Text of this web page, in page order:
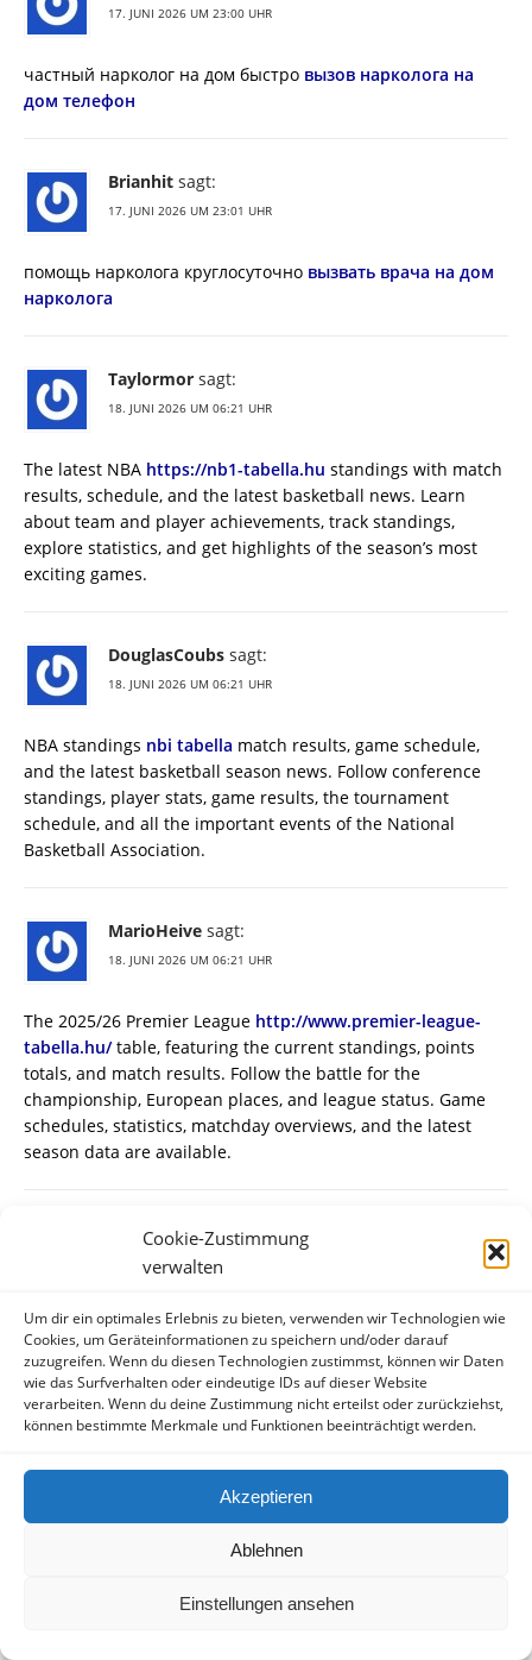
Cookie-Zustimmung
verwalten
Um dir ein optimales Erlebnis zu bieten, verwenden wir Technologien wie
Cookies, um Geräteinformationen zu speichern und/oder darauf
zuzugreifen. Wenn du diesen Technologien zustimmst, können wir Daten
wie das Surfverhalten oder eindeutige IDs auf dieser Website
verarbeiten. Wenn du deine Zustimmung nicht erteilst oder zurückziehst,
können bestimmte Merkmale und Funktionen beeinträchtigt werden.
Akzeptieren
Ablehnen
Einstellungen ansehen
17. JUNI 2026 UM 23:00 UHR
частный нарколог на дом быстро вызов нарколога на
дом телефон
Brianhit sagt:
17. JUNI 2026 UM 23:01 UHR
помощь нарколога круглосуточно вызвать врача на дом
нарколога
Taylormor sagt:
18. JUNI 2026 UM 06:21 UHR
The latest NBA https://nb1-tabella.hu standings with match
results, schedule, and the latest basketball news. Learn
about team and player achievements, track standings,
explore statistics, and get highlights of the season’s most
exciting games.
DouglasCoubs sagt:
18. JUNI 2026 UM 06:21 UHR
NBA standings nbi tabella match results, game schedule,
and the latest basketball season news. Follow conference
standings, player stats, game results, the tournament
schedule, and all the important events of the National
Basketball Association.
MarioHeive sagt:
18. JUNI 2026 UM 06:21 UHR
The 2025/26 Premier League http://www.premier-league-
tabella.hu/table, featuring the current standings, points
totals, and match results. Follow the battle for the
championship, European places, and league status. Game
schedules, statistics, matchday overviews, and the latest
season data are available.
MichaelGew sagt:
18. JUNI 2026 UM 09:33 UHR
NBA newsnb2-tabellagame results, schedules, and the
latest season standings. Get the latest information on teams,
players, and the tournament, analyze statistics, and follow
the championship race and playoff progress.
18. JUNI 2026 UM 10:07 UHR
season results. Get up-to-date information on team